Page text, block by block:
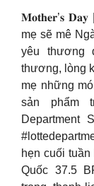
𝐌𝐨𝐭𝐡𝐞𝐫’𝐬
mẹ sẽ mê
yêu thương
thương, lòng
mẹ những
sản phẩm
Department
hẹn cuối
Quốc 37.5